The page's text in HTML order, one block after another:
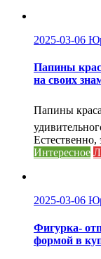
2025-03-06
Папины
на своих
Папины
Естественно,
Интересное
2025-03-06
Фигурка-
формой в